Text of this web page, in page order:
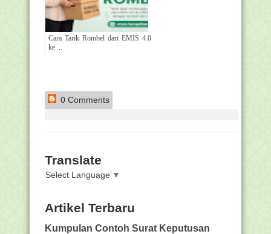
Cara Tarik Rombel dari EMIS 4.0
ke ...
0 Comments
Translate
Select Language ▼
Artikel Terbaru
Kumpulan Contoh Surat Keputusan